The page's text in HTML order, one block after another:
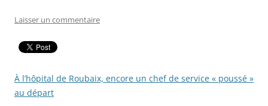
Laisser un commentaire
À l’hôpital de Roubaix, encore un chef de service « poussé »
au départ